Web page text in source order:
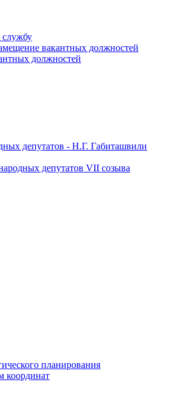
вакантных должностей
должностей
депутатов - Н.Г. Габиташвили
депутатов VII созыва
планирования
координат